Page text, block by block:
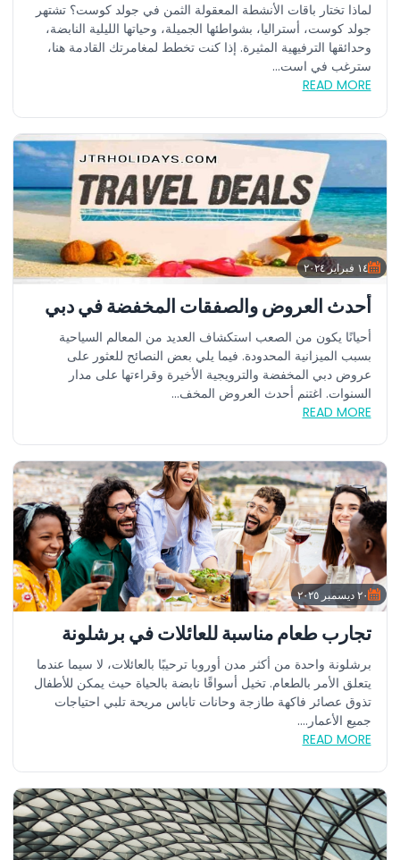
لماذا تختار باقات الأنشطة المعقولة الثمن في جولد كوست؟ تشتهر
جولد كوست، أستراليا، بشواطئها الجميلة، وحياتها الليلية النابضة،
وحدائقها الترفيهية المثيرة. إذا كنت تخطط لمغامرتك القادمة هنا،
سترغب في است...
READ MORE
١٤ فبراير ٢٠٢٤
أحدث العروض والصفقات المخفضة في دبي
أحيانًا يكون من الصعب استكشاف العديد من المعالم السياحية
بسبب الميزانية المحدودة. فيما يلي بعض النصائح للعثور على
عروض دبي المخفضة والترويجية الأخيرة وقراءتها على مدار
السنوات. اغتنم أحدث العروض المخف...
READ MORE
٢٠ ديسمبر ٢٠٢٥
تجارب طعام مناسبة للعائلات في برشلونة
برشلونة واحدة من أكثر مدن أوروبا ترحيبًا بالعائلات، لا سيما عندما
يتعلق الأمر بالطعام. تخيل أسواقًا نابضة بالحياة حيث يمكن للأطفال
تذوق عصائر فاكهة طازجة وحانات تاباس مريحة تلبي احتياجات
جميع الأعمار....
READ MORE